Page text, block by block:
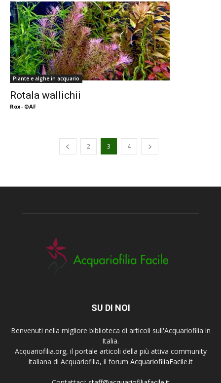
Piante e alghe in acquario
Rotala wallichii
Rox- ©AF
2 3 4
SU DI NOI
Benvenuti nella migliore biblioteca di articoli sull'Acquariofilia in
Italia.
Acquariofilia.org, il portale articoli della più attiva community
Italiana di Acquariofilia, il forum AcquariofiliaFacile.it